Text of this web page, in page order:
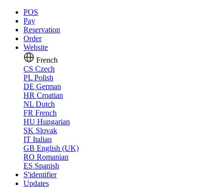
POS
Pay
Reservation
Order
Website
French
CS Czech
PL Polish
DE German
HR Croatian
NL Dutch
FR French
HU Hungarian
SK Slovak
IT Italian
GB English (UK)
RO Romanian
ES Spanish
S'identifier
Updates